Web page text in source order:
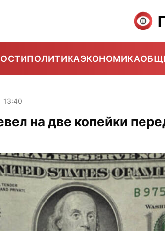
ПОЛИТИКАЭКОНОМИКА
13:40
на две копейки